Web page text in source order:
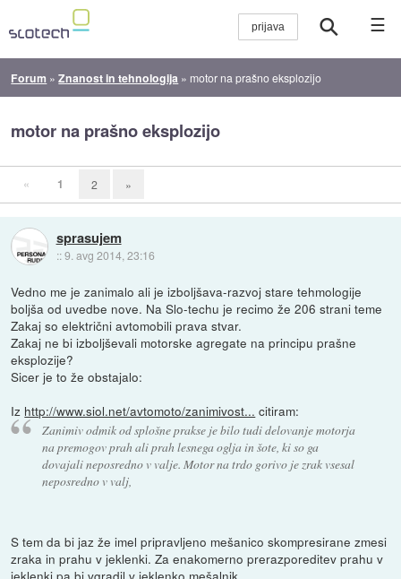
☰
Forum »Znanost in tehnologija » motor na prašno eksplozijo
motor na prašno eksplozijo
« 1 2 »
sprasujem
::9. avg 2014, 23:16
Vedno me je zanimalo ali je izboljšava-razvoj stare tehmologije
boljša od uvedbe nove. Na Slo-techu je recimo že 206 strani teme
Zakaj so električni avtomobili prava stvar.
Zakaj ne bi izboljševali motorske agregate na principu prašne
eksplozije?
Sicer je to že obstajalo:
Iz http://www.siol.net/avtomoto/zanimivost... citiram:
Zanimiv odmik od splošne prakse je bilo tudi delovanje motorja
na premogov prah ali prah lesnega oglja in šote, ki so ga
dovajali neposredno v valje. Motor na trdo gorivo je zrak vsesal
neposredno v valj,
S tem da bi jaz že imel pripravljeno mešanico skompresirane zmesi
zraka in prahu v jeklenki. Za enakomerno prerazporeditev prahu v